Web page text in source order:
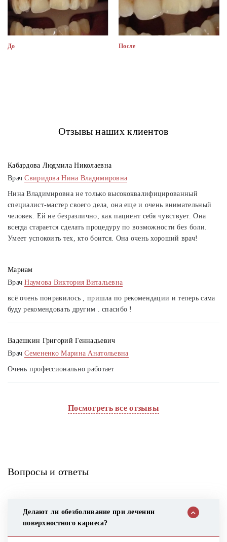
До После
Отзывы наших клиентов
Кабардова Людмила Николаевна
ВрачСвиридова Нина Владимировна
Нина Владимировна не только высококвалифицированный
специалист-мастер своего дела, она еще и очень внимательный
человек. Ей не безразлично, как пациент себя чувствует. Она
всегда старается сделать процедуру по возможности без боли.
Умеет успокоить тех, кто боится. Она очень хороший врач!
Мариам
ВрачНаумова Виктория Витальевна
всё очень понравилось , пришла по рекомендации и теперь сама
буду рекомендовать другим . спасибо !
Вадешкин Григорий Геннадьевич
ВрачСемененко Марина Анатольевна
Очень профессионально работает
Посмотреть все отзывы
Вопросы и ответы
Делают ли обезболивание при лечении
поверхностного кариеса?